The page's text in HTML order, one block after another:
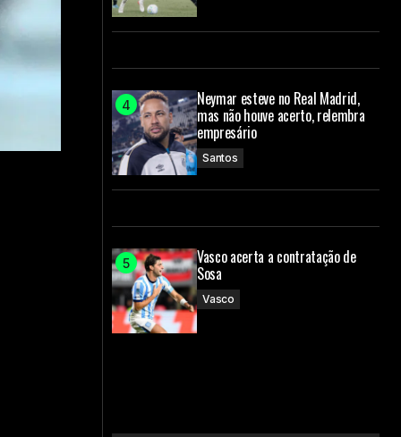
Neymar esteve no Real Madrid,
mas não houve acerto, relembra
empresário
Santos
Vasco acerta a contratação de
Sosa
Vasco